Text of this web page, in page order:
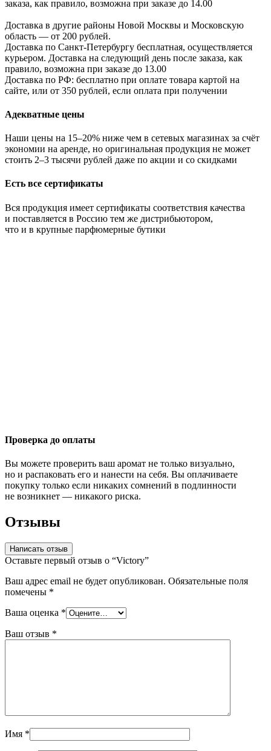
заказа, как правило, возможна при заказе до 14.00
Доставка в другие районы Новой Москвы и Московскую
область — от 200 рублей.
Доставка по Санкт-Петербургу бесплатная, осуществляется
курьером. Доставка на следующий день после заказа, как
правило, возможна при заказе до 13.00
Доставка по РФ: бесплатно при оплате товара картой на
сайте, или от 350 рублей, если оплата при получении
Адекватные цены
Наши цены на 15–20% ниже чем в сетевых магазинах за счёт
экономии на аренде, но оригинальная продукция не может
стоить 2–3 тысячи рублей даже по акции и со скидками
Есть все сертификаты
Вся продукция имеет сертификаты соответствия качества
и поставляется в Россию тем же дистрибьютором,
что и в крупные парфюмерные бутики
Проверка до оплаты
Вы можете проверить ваш аромат не только визуально,
но и распаковать его и нанести на себя. Вы оплачиваете
покупку только если никаких сомнений в подлинности
не возникнет — никакого риска.
Отзывы
Написать отзыв
Оставьте первый отзыв о “Victory”
Ваш адрес email не будет опубликован. Обязательные поля
помечены *
Ваша оценка *
Ваш отзыв *
Имя *